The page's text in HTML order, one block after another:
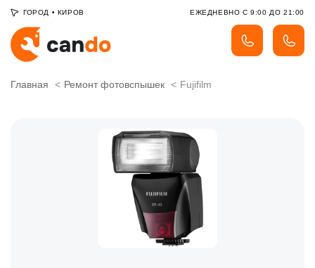
ГОРОД • КИРОВ ЕЖЕДНЕВНО С 9:00 ДО 21:00
Главная Ремонт фотовспышек Fujifilm